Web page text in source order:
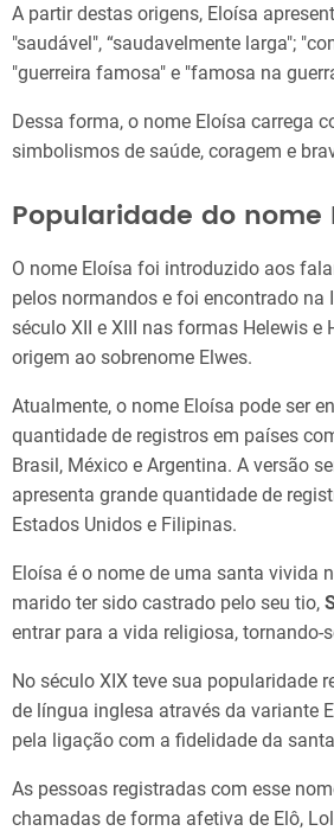
A partir destas origens, Eloísa
"saudável", “saudavelmente larga";
"guerreira famosa" e "famosa na
Dessa forma, o nome Eloísa carrega
simbolismos de saúde, coragem e
Popularidade do nome
O nome Eloísa foi introduzido aos
pelos normandos e foi encontrado na
século XII e XIII nas formas Helewis e
origem ao sobrenome Elwes.
Atualmente, o nome Eloísa pode ser
quantidade de registros em países
Brasil, México e Argentina. A versão
apresenta grande quantidade de
Estados Unidos e Filipinas.
Eloísa é o nome de uma santa vivida
marido ter sido castrado pelo seu tio,
entrar para a vida religiosa, tornando-
No século XIX teve sua popularidade
de língua inglesa através da variante
pela ligação com a fidelidade da
As pessoas registradas com esse
chamadas de forma afetiva de Elô,